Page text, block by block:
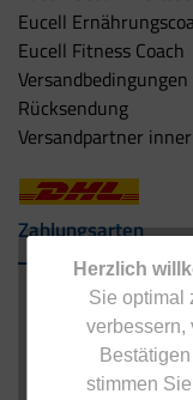
Herzlich
Sie optimal
verbessern,
stimmen
Eucell
Eucell Fitness Coach
Versandbedingungen
Rücksendung
Versandpartner
Zahlungsarten